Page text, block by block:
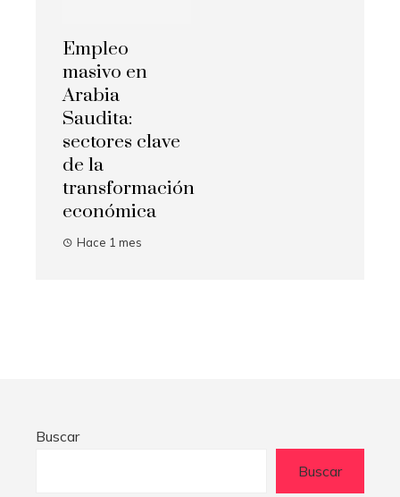
Empleo
masivo en
Arabia
Saudita:
sectores clave
de la
transformación
económica
Hace 1 mes
Buscar
Buscar